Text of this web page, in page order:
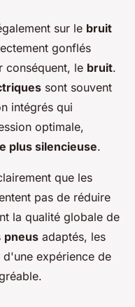
sur le bruit
gonflés
conséquent, le bruit.
sont souvent
intégrés qui
optimale,
plus silencieuse.
que les
pas de réduire
la qualité globale de
pneus adaptés, les
expérience de